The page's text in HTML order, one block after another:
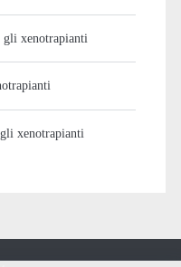
gli xenotrapianti
xenotrapianti